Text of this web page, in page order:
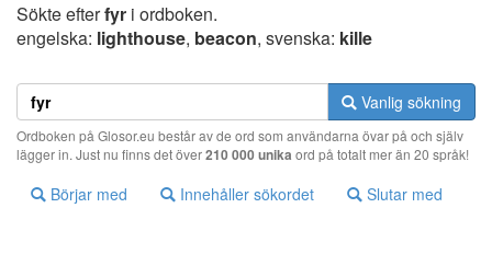
Sökte efterfyr i ordboken.
engelska: lighthouse, beacon, svenska: kille
Vanlig sökning
Ordboken på Glosor.eu består av de ord som användarna övar på och själv
lägger in. Just nu finns det över210 000 unika ord på totalt mer än 20 språk!
Börjar med Innehåller sökordet Slutar med